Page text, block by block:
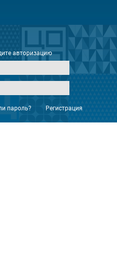
авторизацию
пароль? Регистрация